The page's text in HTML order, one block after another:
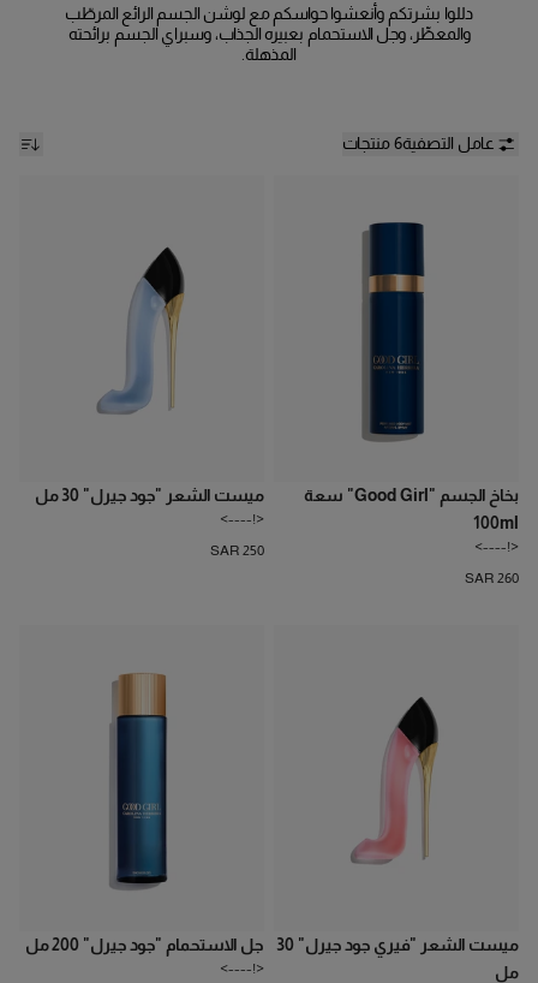
دللوا بشرتكم وأنعشوا حواسكم مع لوشن الجسم الرائع المرطّب
والمعطِّر، وجل الاستحمام بعبيره الجذاب، وسبراي الجسم برائحته
المذهلة.
عامل التصفية6 منتجات
بخاخ الجسم "Good Girl" سعة
100ml
<!---->
SAR 260
ميست الشعر "جود جيرل" 30 مل
<!---->
SAR 250
ميست الشعر "فيري جود جيرل" 30
مل
جل الاستحمام "جود جيرل" 200 مل
<!---->